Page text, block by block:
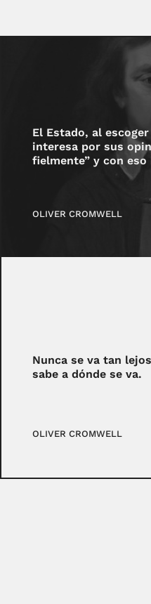
El Estado, al
interesa por sus
fielmente” y con eso
OLIVER CROMWELL
Nunca se va tan
sabe a dónde se va.
OLIVER CROMWELL